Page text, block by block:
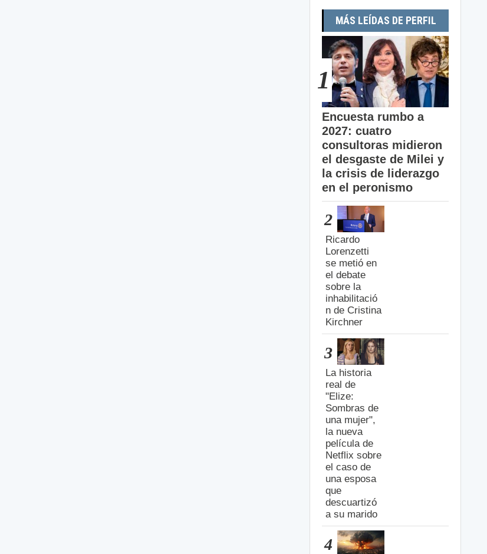
MÁS LEÍDAS DE PERFIL
1
Encuesta rumbo a
2027: cuatro
consultoras midieron
el desgaste de Milei y
la crisis de liderazgo
en el peronismo
2
Ricardo
Lorenzetti
se metió en
el debate
sobre la
inhabilitació
n de Cristina
Kirchner
3
La historia
real de
"Elize:
Sombras de
una mujer",
la nueva
película de
Netflix sobre
el caso de
una esposa
que
descuartizó
a su marido
4